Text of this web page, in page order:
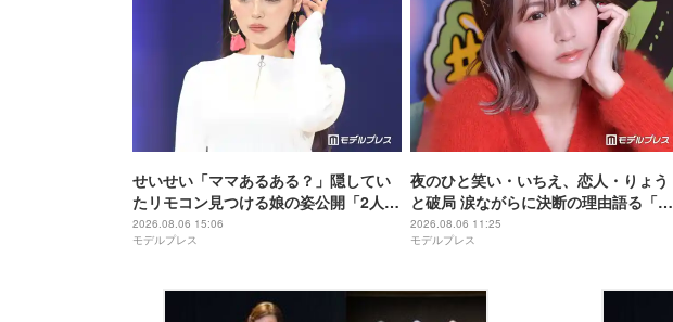
せいせい「ママあるある？」隠してい
たリモコン見つける娘の姿公開「2人と
も可愛い」「ほっこり」の声
2026.08.06 15:06
モデルプレス
夜のひと笑い・いちえ、恋人・りょう
と破局 涙ながらに決断の理由語る「フ
ァンの人とか家族に申し訳ない」2025
年6月に復縁していた
2026.08.06 11:25
モデルプレス